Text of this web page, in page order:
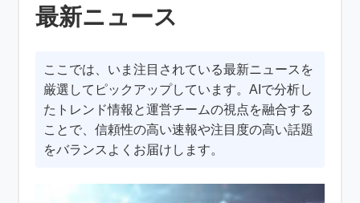
最新ニュース
ここでは、いま注目されている最新ニュースを
厳選してピックアップしています。AIで分析し
たトレンド情報と運営チームの視点を融合する
ことで、信頼性の高い速報や注目度の高い話題
をバランスよくお届けします。